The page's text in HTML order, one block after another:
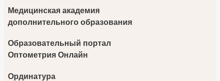
Медицинская академия
дополнительного образования
Образовательный портал
Оптометрия Онлайн
Ординатура